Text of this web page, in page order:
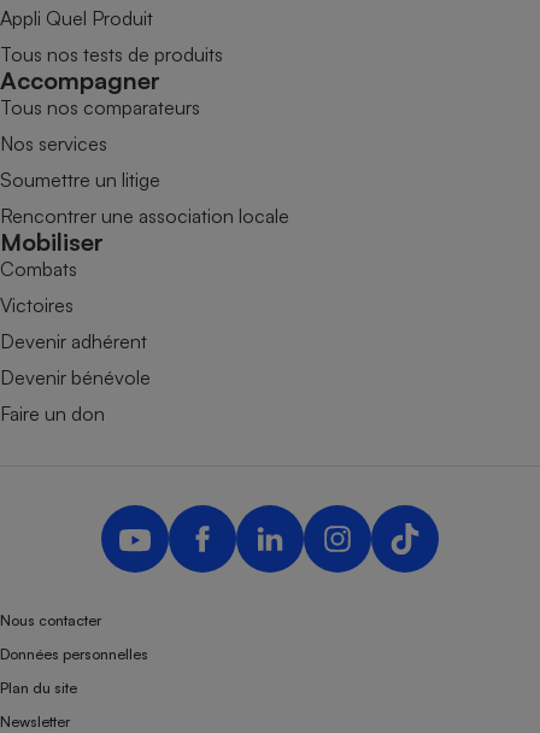
Appli Quel Produit
Tous nos tests de produits
Accompagner
Tous nos comparateurs
Nos services
Soumettre un litige
Rencontrer une association locale
Mobiliser
Combats
Victoires
Devenir adhérent
Devenir bénévole
Faire un don
Nous contacter
Données personnelles
Plan du site
Newsletter